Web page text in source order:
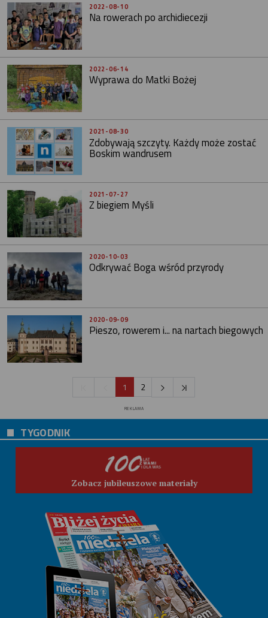
2022-08-10
Na rowerach po archidiecezji
2022-06-14
Wyprawa do Matki Bożej
2021-08-30
Zdobywają szczyty. Każdy może zostać
Boskim wandrusem
2021-07-27
Z biegiem Myśli
2020-10-03
Odkrywać Boga wśród przyrody
2020-09-09
Pieszo, rowerem i... na nartach biegowych
1 2
REKLAMA
TYGODNIK
Zobacz jubileuszowe materiały